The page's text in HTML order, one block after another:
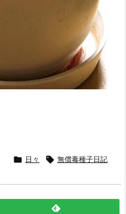
 日々  無償毒種子日記